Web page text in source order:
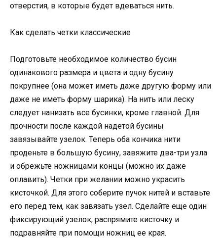
отверстия, в которые будет вдеваться нить.
Как сделать четки классические
Подготовьте необходимое количество бусин
одинакового размера и цвета и одну бусину
покрупнее (она может иметь даже другую форму или
даже не иметь форму шарика). На нить или леску
следует нанизать все бусинки, кроме главной. Для
прочности после каждой надетой бусины
завязывайте узелок. Теперь оба кончика нити
проденьте в большую бусину, завяжите два-три узла
и обрежьте ножницами концы (можно их даже
оплавить). Четки при желании можно украсить
кисточкой. Для этого соберите пучок нитей и вставьте
его перед тем, как завязать узел. Сделайте еще один
фиксирующий узелок, распрямите кисточку и
подравняйте при помощи ножниц ее края.